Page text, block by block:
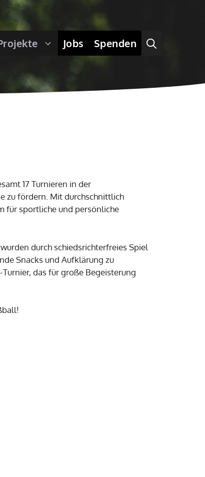
Jobs Spenden
17 Turnieren in der
zu fördern. Mit durchschnittlich
für sportliche und persönliche
durch schiedsrichterfreies Spiel
Snacks und Aufklärung zu
das für große Begeisterung